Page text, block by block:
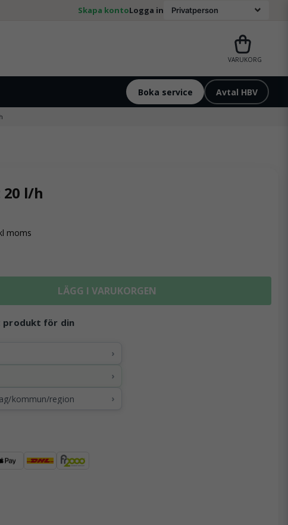
Skapa kontoLogga in
VARUKORG
Boka service Avtal HBV
20 l/h
moms
LÄGG I VARUKORGEN
produkt för din
›
›
kommun/region ›